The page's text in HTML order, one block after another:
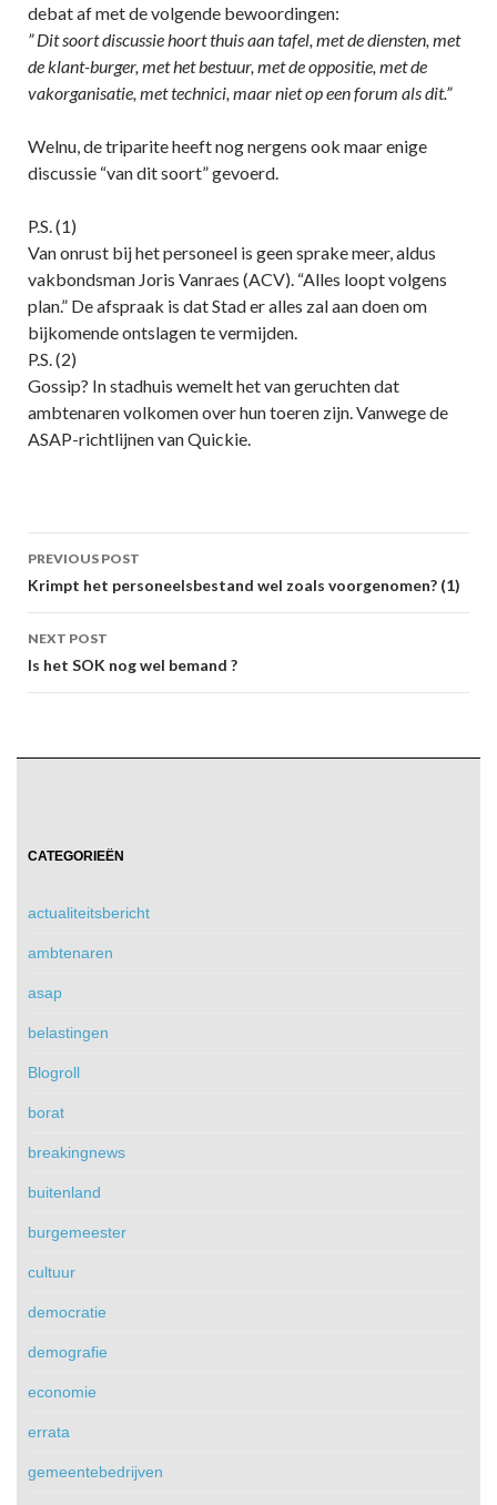
debat af met de volgende bewoordingen:
” Dit soort discussie hoort thuis aan tafel, met de diensten, met
de klant-burger, met het bestuur, met de oppositie, met de
vakorganisatie, met technici, maar niet op een forum als dit.”
Welnu, de triparite heeft nog nergens ook maar enige
discussie “van dit soort” gevoerd.
P.S. (1)
Van onrust bij het personeel is geen sprake meer, aldus
vakbondsman Joris Vanraes (ACV). “Alles loopt volgens
plan.” De afspraak is dat Stad er alles zal aan doen om
bijkomende ontslagen te vermijden.
P.S. (2)
Gossip? In stadhuis wemelt het van geruchten dat
ambtenaren volkomen over hun toeren zijn. Vanwege de
ASAP-richtlijnen van Quickie.
Post
navigation
PREVIOUS POST
Krimpt het personeelsbestand wel zoals voorgenomen? (1)
NEXT POST
Is het SOK nog wel bemand ?
CATEGORIEËN
actualiteitsbericht
ambtenaren
asap
belastingen
Blogroll
borat
breakingnews
buitenland
burgemeester
cultuur
democratie
demografie
economie
errata
gemeentebedrijven